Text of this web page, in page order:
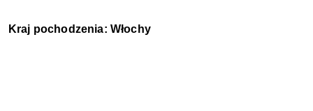
Kraj pochodzenia: Włochy